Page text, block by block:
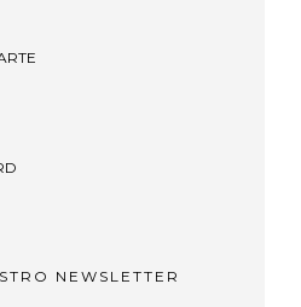
NEWSLETTER